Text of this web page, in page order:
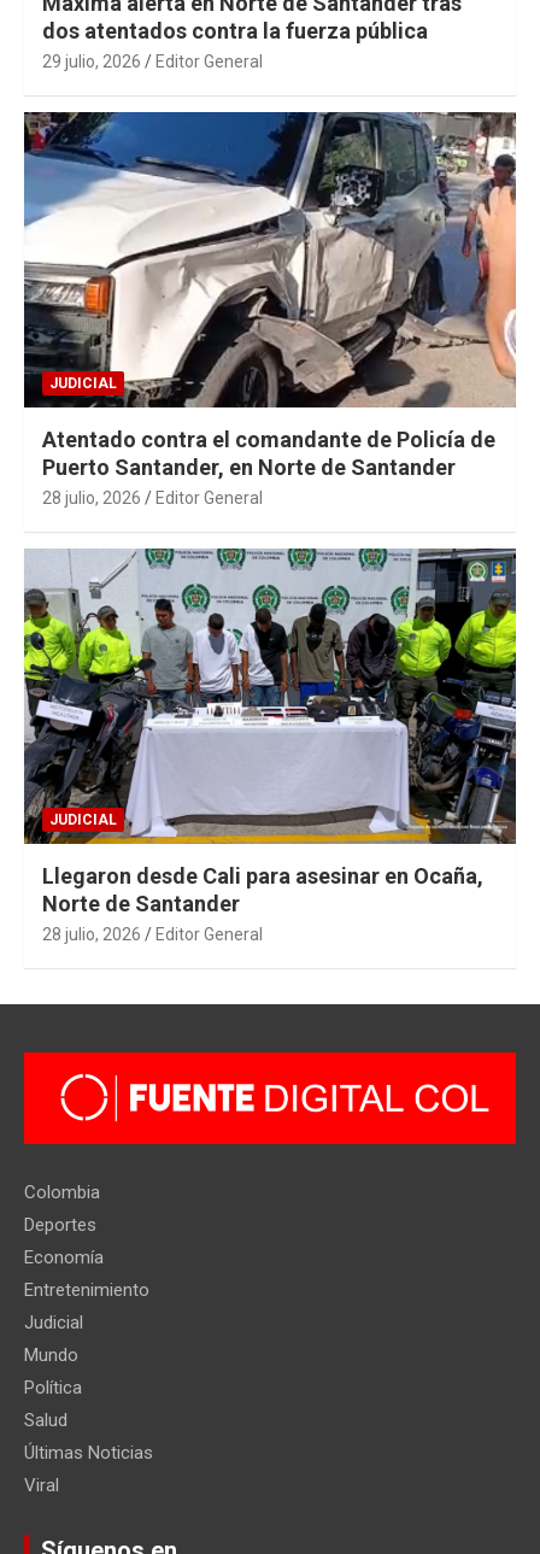
dos atentados contra la fuerza pública
29 julio, 2026 Editor General
JUDICIAL
Atentado contra el comandante de Policía de
Puerto Santander, en Norte de Santander
28 julio, 2026 Editor General
JUDICIAL
Llegaron desde Cali para asesinar en Ocaña,
Norte de Santander
28 julio, 2026 Editor General
Colombia
Deportes
Economía
Entretenimiento
Judicial
Mundo
Política
Salud
Últimas Noticias
Viral